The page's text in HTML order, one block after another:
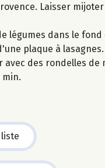
Laisser
légumes dans le
plaque à
avec des rondelles de